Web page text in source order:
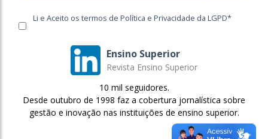
Li e Aceito os termos de Política e Privacidade da LGPD*
Ensino Superior
Revista Ensino Superior
10 mil seguidores.
Desde outubro de 1998 faz a cobertura jornalística sobre
gestão e inovação nas instituições de ensino superior.